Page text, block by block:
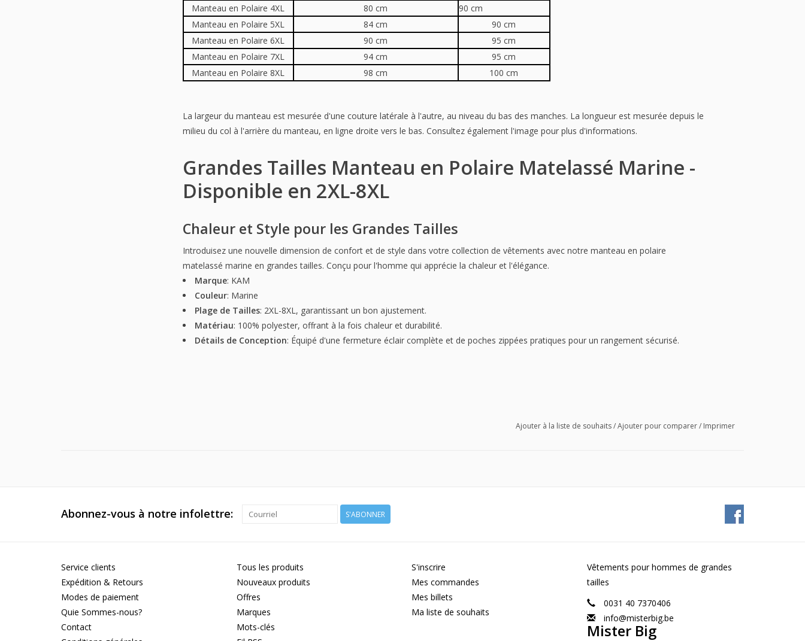
Manteau en Polaire 4XL
80 cm
90 cm
Manteau en Polaire 5XL
84 cm
90 cm
Manteau en Polaire 6XL
90 cm
95 cm
Manteau en Polaire 7XL
94 cm
95 cm
Manteau en Polaire 8XL
98 cm 100 cm
La largeur du manteau est mesurée d'une couture latérale à l'autre, au niveau du bas des manches. La longueur est mesurée depuis le
milieu du col à l'arrière du manteau, en ligne droite vers le bas. Consultez également l'image pour plus d'informations.
Grandes Tailles Manteau en Polaire Matelassé Marine -
Disponible en 2XL-8XL
Chaleur et Style pour les Grandes Tailles
Introduisez une nouvelle dimension de confort et de style dans votre collection de vêtements avec notre manteau en polaire
matelassé marine en grandes tailles. Conçu pour l'homme qui apprécie la chaleur et l'élégance.
Marque: KAM
Couleur: Marine
Plage de Tailles: 2XL-8XL, garantissant un bon ajustement.
Matériau: 100% polyester, offrant à la fois chaleur et durabilité.
Détails de Conception: Équipé d'une fermeture éclair complète et de poches zippées pratiques pour un rangement sécurisé.
Ajouter à la liste de souhaits/Ajouter pour comparer/ Imprimer
Abonnez-vous à notre infolettre: S'ABONNER
Service clients
Expédition & Retours
Modes de paiement
Quie Sommes-nous?
Contact
Tous les produits
Nouveaux produits
Offres
Marques
Mots-clés
S'inscrire
Mes commandes
Mes billets
Ma liste de souhaits
Vêtements pour hommes de grandes
tailles
0031 40 7370406
info@misterbig.be
Mister Big